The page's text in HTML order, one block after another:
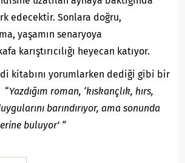
edecektir. Sonlara doğru,
yaşamın senaryoya
karıştırıcılığı heyecan katıyor.
kitabını yorumlarken dediği gibi bir
“Yazdığım roman, ‘kıskançlık, hırs,
barındırıyor, ama sonunda
buluyor’ “